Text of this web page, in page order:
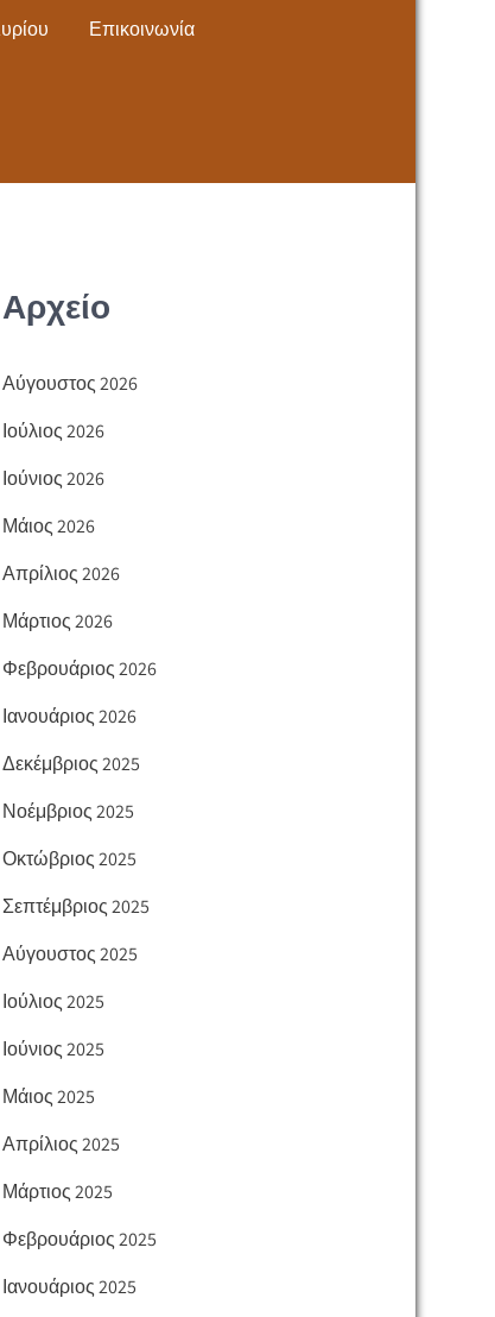
Επικοινωνία
Αρχείο
Αύγουστος 2026
Ιούλιος 2026
Ιούνιος 2026
Μάιος 2026
Απρίλιος 2026
Μάρτιος 2026
Φεβρουάριος 2026
Ιανουάριος 2026
Δεκέμβριος 2025
Νοέμβριος 2025
Οκτώβριος 2025
Σεπτέμβριος 2025
Αύγουστος 2025
Ιούλιος 2025
Ιούνιος 2025
Μάιος 2025
Απρίλιος 2025
Μάρτιος 2025
Φεβρουάριος 2025
Ιανουάριος 2025